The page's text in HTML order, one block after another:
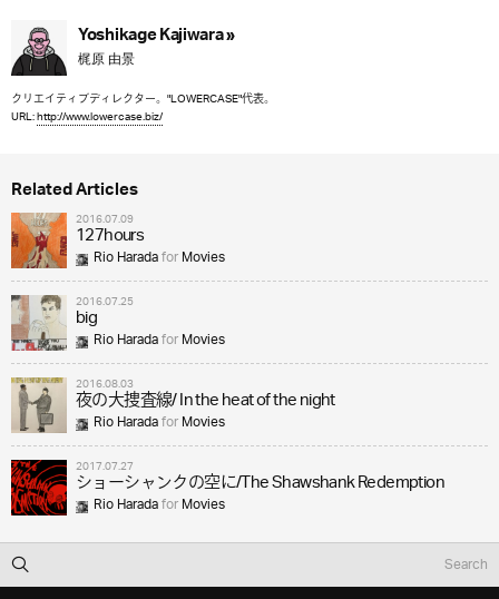
Yoshikage Kajiwara »
梶原 由景
クリエイティブディレクター。"LOWERCASE"代表。
URL:http://www.lowercase.biz/
Related Articles
2016.07.09
127hours
Rio HaradaforMovies
2016.07.25
big
Rio HaradaforMovies
2016.08.03
夜の大捜査線/ In the heat of the night
Rio HaradaforMovies
2017.07.27
ショーシャンクの空に/The Shawshank Redemption
Rio HaradaforMovies